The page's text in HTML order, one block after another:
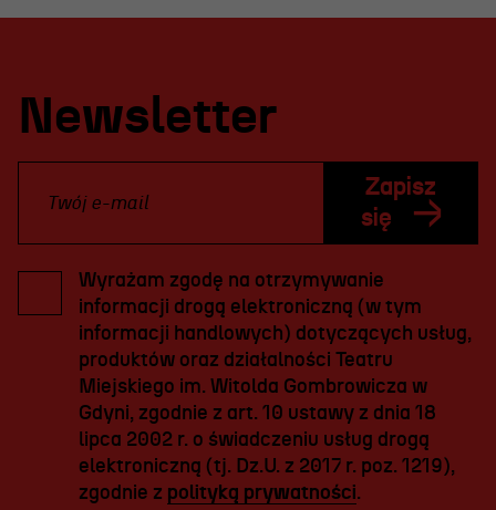
Newsletter
Zapisz
się
Wyrażam zgodę na otrzymywanie
informacji drogą elektroniczną (w tym
informacji handlowych) dotyczących usług,
produktów oraz działalności Teatru
Miejskiego im. Witolda Gombrowicza w
Gdyni, zgodnie z art. 10 ustawy z dnia 18
lipca 2002 r. o świadczeniu usług drogą
elektroniczną (tj. Dz.U. z 2017 r. poz. 1219),
zgodnie z polityką prywatności.